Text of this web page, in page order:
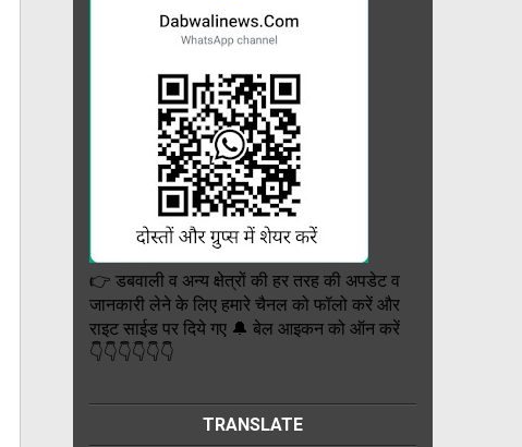
👉 डबवाली व अन्य क्षेत्रों की हर तरह की अपडेट व
जानकारी लेने के लिए हमारे चैनल को फॉलो करें और
राइट साईड पर दिये गए 🔔 बेल आइकन को ऑन करें
👇👇👇👇👇👇
TRANSLATE